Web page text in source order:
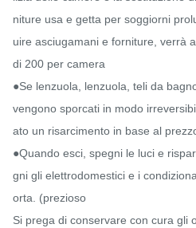
niture usa e getta per soggiorni
uire asciugamani e forniture, verrà
di 200 per camera
●Se lenzuola, lenzuola, teli da
vengono sporcati in modo
ato un risarcimento in base al
●Quando esci, spegni le luci e
gni gli elettrodomestici e i
orta. (prezioso
Si prega di conservare con cura gli